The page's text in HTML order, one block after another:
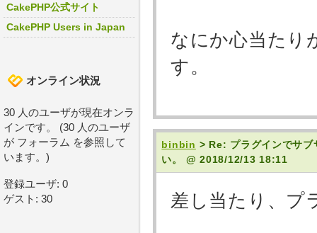
なにか心当たり
す。
binbin > Re: プラグインでサ
い。 @ 2018/12/13 18:11
差し当たり、プ
CakePHP公式サイト
CakePHP Users in Japan
オンライン状況
30 人のユーザが現在オンラ
インです。 (30 人のユーザ
が フォーラム を参照して
います。)
登録ユーザ: 0
ゲスト: 30